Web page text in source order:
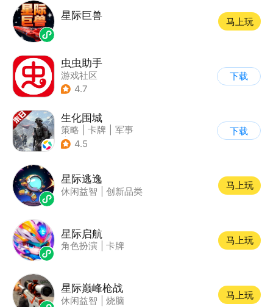
星际巨兽
马上玩
虫虫助手
游戏社区
4.7
下载
生化围城
策略 卡牌
军事
| 废土
4.5
下载
星际逃逸
休闲益智 创新品类
马上玩
星际启航
角色扮演 卡牌
马上玩
星际巅峰枪战
休闲益智 烧脑
马上玩